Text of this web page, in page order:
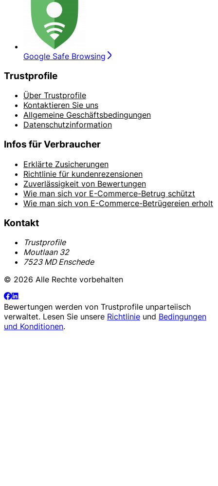
Google Safe Browsing
Trustprofile
Über Trustprofile
Kontaktieren Sie uns
Allgemeine Geschäftsbedingungen
Datenschutzinformation
Infos für Verbraucher
Erklärte Zusicherungen
Richtlinie für kundenrezensionen
Zuverlässigkeit von Bewertungen
Wie man sich vor E-Commerce-Betrug schützt
Wie man sich von E-Commerce-Betrügereien erholt
Kontakt
Trustprofile
Moutlaan 32
7523 MD Enschede
© 2026 Alle Rechte vorbehalten
Bewertungen werden von Trustprofile unparteiisch
verwaltet. Lesen Sie unsere Richtlinie und Bedingungen
und Konditionen.